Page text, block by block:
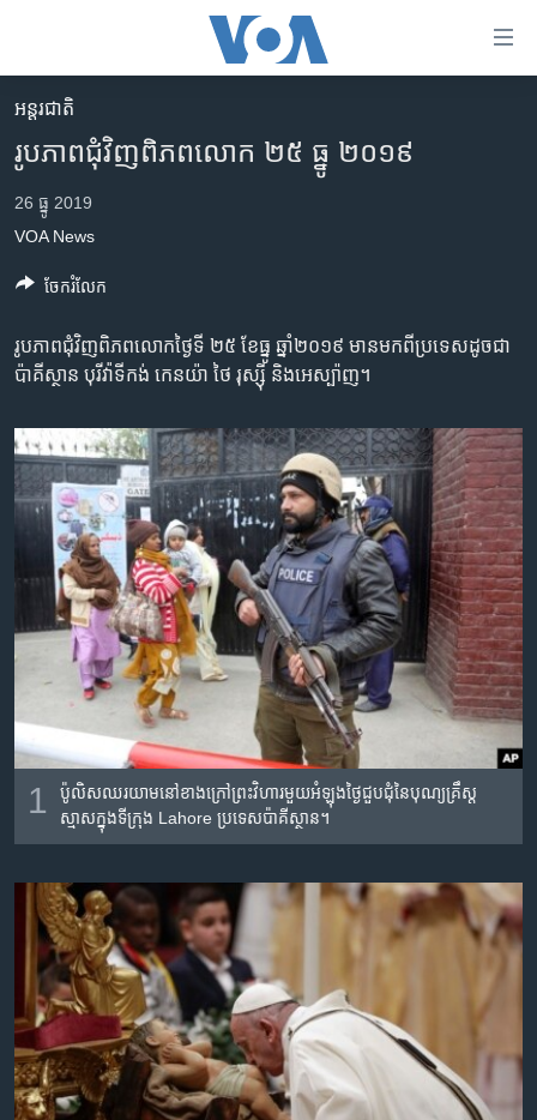
គេហទំព័រ​
រំលង​
និង​
ទំព័រ​
តែ​
ម្តង
និង​
ចូល​
ទៅ​
ទំព័រ​
និង​
ចូល​
ទំព័រ​
ស្វែង​
កម្ពុជា
អន្តរជាតិ
អាមេរិក
ហេឡូវីអូអេ
កម្ពុជាច្នៃប្រតិដ្ឋ
ព្រឹត្តិការណ៍ព័ត៌មាន
ទូរទស្សន៍ / វីដេអូ​
វិទ្យុ / ផតខាសថ៍
កម្មវិធីទាំងអស់
Khmer English
បណ្តាញ​សង្គម
ភាសា
អន្តរជាតិ
រូបភាព​ជុំវិញពិភពលោក ២៥ ធ្នូ​ ២០១៩
26 ធ្នូ 2019
VOA News
រូបភាព​ជុំវិញពិភពលោកថ្ងៃទី ២៥ ខែធ្នូ​ ឆ្នាំ២០១៩ មាន​មកពី​ប្រទេស​ដូចជា
ប៉ាគីស្ថាន បុរីវ៉ាទីកង់ កេនយ៉ា ថៃ រុស្ស៊ី និង​អេស្ប៉ាញ។
1
ប៉ូលិស​ឈរ​យាម​នៅ​ខាងក្រៅ​ព្រះវិហារ​មួយ​អំឡុង​ថ្ងៃ​ជួបជុំ​នៃ​បុណ្យ​គ្រឹស្ត
ស្មាស​ក្នុង​ទីក្រុង Lahore ប្រទេស​ប៉ាគីស្ថាន។
ចែករំលែក